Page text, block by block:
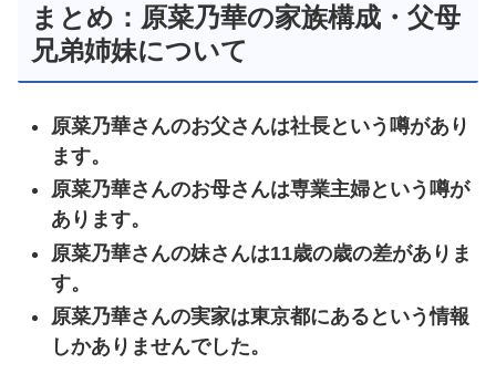
まとめ：原菜乃華の家族構成・父母
兄弟姉妹について
原菜乃華さんのお父さんは社長という噂があり
ます。
原菜乃華さんのお母さんは専業主婦という噂が
あります。
原菜乃華さんの妹さんは11歳の歳の差がありま
す。
原菜乃華さんの実家は東京都にあるという情報
しかありませんでした。